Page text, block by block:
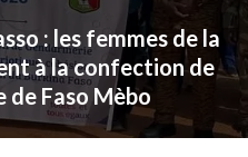
: les femmes de la
à la confection de
de Faso Mèbo